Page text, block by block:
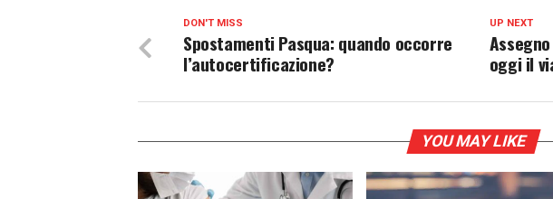
UP NEXT
oggi il
DON'T MISS
Spostamenti Pasqua: quando occorre
l’autocertificazione?
YOU MAY LIKE